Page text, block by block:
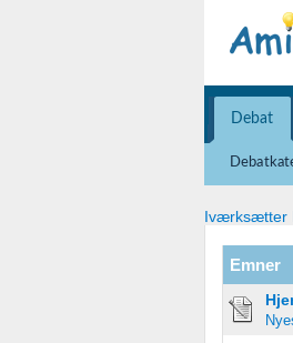
Debat
Iværksætter
Emner